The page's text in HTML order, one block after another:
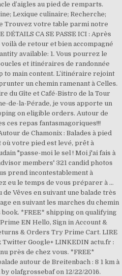
d’aigles au pied de remparts.
Lexique culinaire; Recherche;
Trouvez votre table parmi notre
DÉTAILS CA SE PASSE ICI : Après
de retour et bien accompagné
available: 1. Vous pourrez le
et itinéraires de randonnée
main content. L’itinéraire rejoint
un chemin ramenant à Celles.
du Gîte et Café-Bistro de la Tour
de-la-Pérade, je vous apporte un
on eligible orders. Autour de
ces repas fantasmagoriques!!!
de Chamonix : Balades à pied
où votre pied est levé, prêt à
"passe-moi le sel ! Moi j'ai fais à
members' 321 candid photos
prend incontestablement à
eu le temps de vous préparer à …
Vêves en suivant une balade très
en suivant les marches du chemin
*FREE* shipping on qualifying
EN Hello, Sign in Account &
& Orders Try Prime Cart. LIRE
Google+ LINKEDIN actu.fr :
près de chez vous. *FREE*
autour de Breitenbach : 8 1 km à
olafgrossebaf on 12/22/2016.